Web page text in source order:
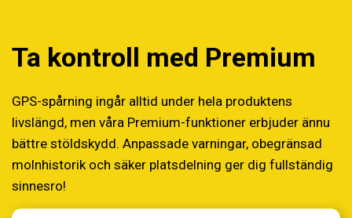
Ta kontroll med Premium
GPS-spårning ingår alltid under hela produktens
livslängd, men våra Premium-funktioner erbjuder ännu
bättre stöldskydd. Anpassade varningar, obegränsad
molnhistorik och säker platsdelning ger dig fullständig
sinnesro!